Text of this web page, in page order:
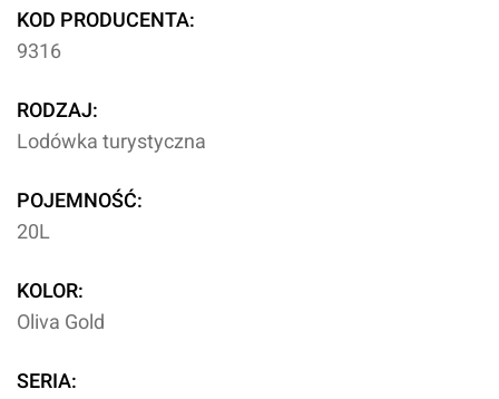
KOD PRODUCENTA:
9316
RODZAJ:
Lodówka turystyczna
POJEMNOŚĆ:
20L
KOLOR:
Oliva Gold
SERIA: